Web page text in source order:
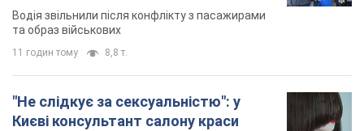
Відео
Водія звільнили після конфлікту з пасажирами
та образ військових
11 годин тому 8,8 т.
"Не слідкує за сексуальністю": у
Києві консультант салону краси